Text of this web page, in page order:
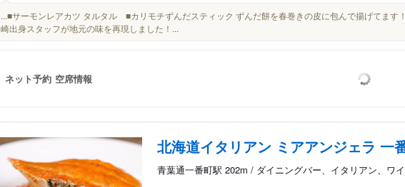
...■サーモンレアカツ タルタル ■カリモチずんだスティック ずんだ餅を春巻きの皮に包んで揚げてま
崎出身スタッフが地元の味を再現しました！...
ネット予約 空席情報
北海道イタリアン ミアアンジェラ 一
青葉通一番町駅 202m / ダイニングバー、イタリアン、ワ